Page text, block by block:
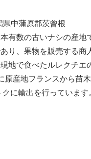
中蒲原郡茨曾根
有数の古いナシの産
り、果物を販売する
地で食べたルレクチ
産地フランスから苗
に輸出を行っています。